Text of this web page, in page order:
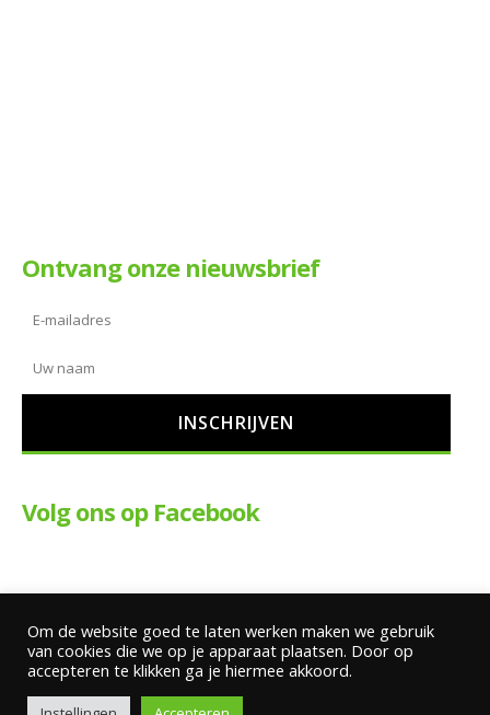
Ontvang onze nieuwsbrief
Volg ons op Facebook
Copyright Wim ter Braake Motoren |
Disclaimer
Om de website goed te laten werken maken we gebruik
van cookies die we op je apparaat plaatsen. Door op
accepteren te klikken ga je hiermee akkoord.